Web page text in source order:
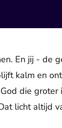
En jij - de
kalm en
die
licht altijd